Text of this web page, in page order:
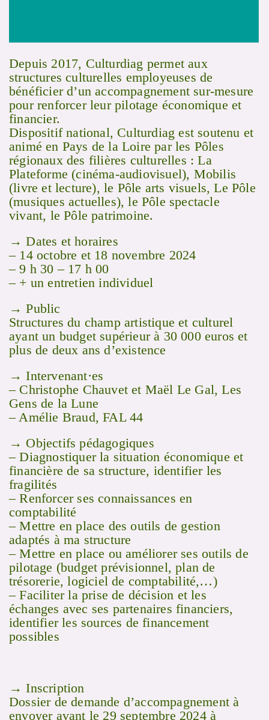
Depuis 2017, Culturdiag permet aux
structures culturelles employeuses de
bénéficier d’un accompagnement sur-mesure
pour renforcer leur pilotage économique et
financier.
Dispositif national, Culturdiag est soutenu et
animé en Pays de la Loire par les Pôles
régionaux des filières culturelles : La
Plateforme (cinéma-audiovisuel), Mobilis
(livre et lecture), le Pôle arts visuels, Le Pôle
(musiques actuelles), le Pôle spectacle
vivant, le Pôle patrimoine.
→ Dates et horaires
– 14 octobre et 18 novembre 2024
– 9 h 30 – 17 h 00
– + un entretien individuel
→ Public
Structures du champ artistique et culturel
ayant un budget supérieur à 30 000 euros et
plus de deux ans d’existence
→ Intervenant·es
– Christophe Chauvet et Maël Le Gal, Les
Gens de la Lune
– Amélie Braud, FAL 44
→ Objectifs pédagogiques
– Diagnostiquer la situation économique et
financière de sa structure, identifier les
fragilités
– Renforcer ses connaissances en
comptabilité
– Mettre en place des outils de gestion
adaptés à ma structure
– Mettre en place ou améliorer ses outils de
pilotage (budget prévisionnel, plan de
trésorerie, logiciel de comptabilité,…)
– Faciliter la prise de décision et les
échanges avec ses partenaires financiers,
identifier les sources de financement
possibles
→ Inscription
Dossier de demande d’accompagnement à
envoyer avant le 29 septembre 2024 à